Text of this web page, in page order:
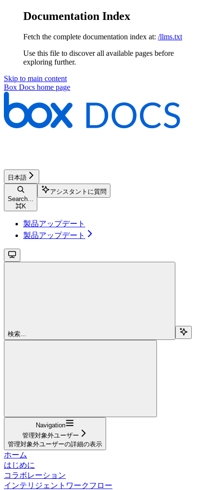
Documentation Index
Fetch the complete documentation index at: /llms.txt
Use this file to discover all available pages before
exploring further.
Skip to main content
Box Docs home page
日本語
Search...
⌘K
アシスタントに質問
製品アップデート
製品アップデート
検索...
Navigation
管理対象外ユーザー
管理対象外ユーザーの詳細の表示
ホーム
はじめに
コラボレーション
インテリジェントワークフロー